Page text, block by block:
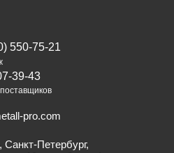
550-75-21
39-43
pro.com
Санкт-Петербург,